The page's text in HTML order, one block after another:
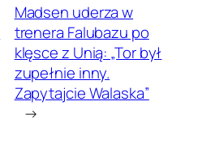
Madsen uderza w
trenera Falubazu po
klęsce z Unią: „Tor był
zupełnie inny.
Zapytajcie Walaska”
→